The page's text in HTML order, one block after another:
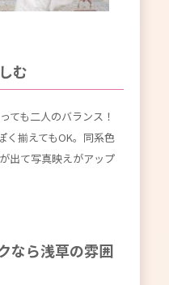
む
ても二人のバランス！
く揃えてもOK。同系色
出て写真映えがアップ
なら浅草の雰囲